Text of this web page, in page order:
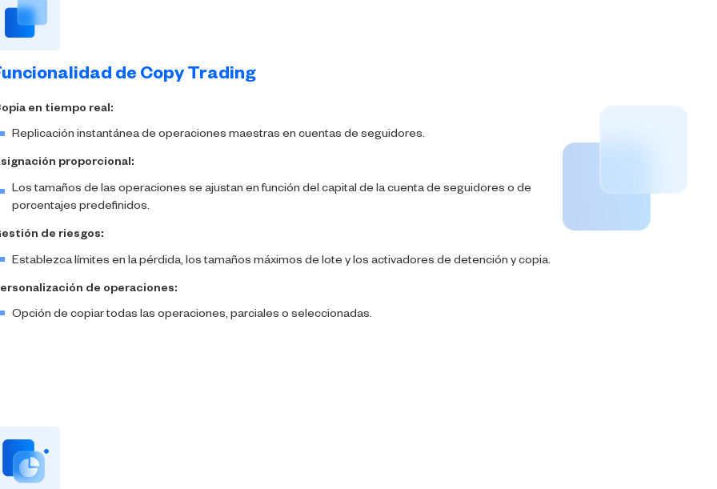
de Copy Trading
en tiempo real:
Replicación instantánea de operaciones maestras en cuentas de seguidores.
proporcional:
Los tamaños de las operaciones se ajustan en función del capital de la cuenta de seguidores o de
porcentajes predefinidos.
de riesgos:
Establezca límites en la pérdida, los tamaños máximos de lote y los activadores de detención y copia.
de operaciones:
Opción de copiar todas las operaciones, parciales o seleccionadas.